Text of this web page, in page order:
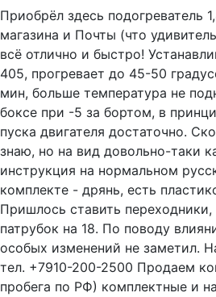
Приобрёл здесь подогреватель
магазина и Почты (что
всё отлично и быстро!
405, прогревает до 45-50
мин, больше температура не
боксе при -5 за бортом, в
пуска двигателя достаточно.
знаю, но на вид довольно-таки
инструкция на нормальном
комплекте - дрянь, есть
Пришлось ставить
патрубок на 18. По поводу
особых изменений не заметил.
тел. +7910-200-2500 Продаем
пробега по РФ) комплектные и